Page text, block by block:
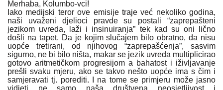
Merhaba, Kolumbo-vci!
Iako medijski teror ove emisije traje već nekoliko godina,
naši uvaženi djelioci pravde su postali “zaprepašteni
jezikom uvreda, laži i insinuiranja” tek kad su oni lično
došli na tapet. Da je kojim slučajem bilo obratno, da nisu
uopće tretirani, od njihovog “zaprepašćenja”, sasvim
sigurno, ne bi bilo ništa, makar se jezik uvreda multiplicirao
gotovo aritmetičkom progresijom a bahatost i iživljavanje
prešli svaku mjeru, ako se takvo nešto uopće ima s čim i
samjeravati tj. porediti. I na tome se primjeru može jasno
vidjeti ne samo naša društvena neosjetljivost i